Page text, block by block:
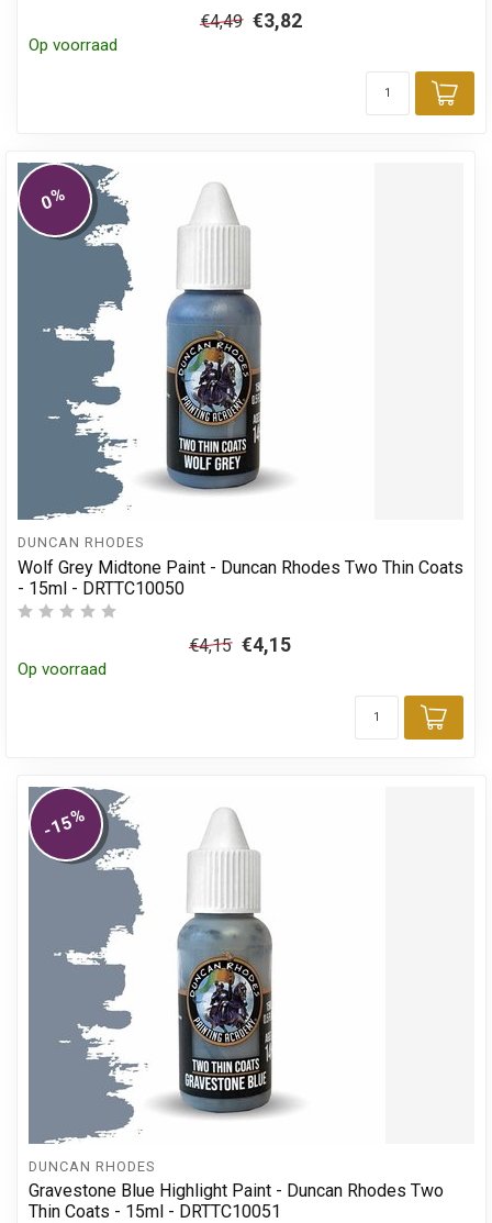
€4,49 €3,82
Op voorraad
0%
DUNCAN RHODES
Wolf Grey Midtone Paint - Duncan Rhodes Two Thin Coats
- 15ml - DRTTC10050
€4,15 €4,15
Op voorraad
-15%
DUNCAN RHODES
Gravestone Blue Highlight Paint - Duncan Rhodes Two
Thin Coats - 15ml - DRTTC10051